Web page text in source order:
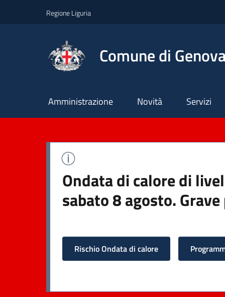
Regione Liguria
Comune di
Principale
Amministrazione Novità Servizi
Ondata di calore di
sabato 8 agosto.
Rischio Ondata di calore